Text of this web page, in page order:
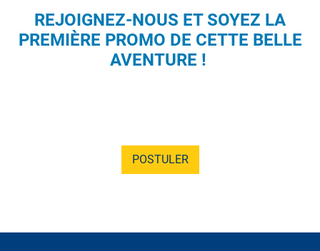
REJOIGNEZ-NOUS ET SOYEZ LA
PREMIÈRE PROMO DE CETTE BELLE
AVENTURE !
POSTULER